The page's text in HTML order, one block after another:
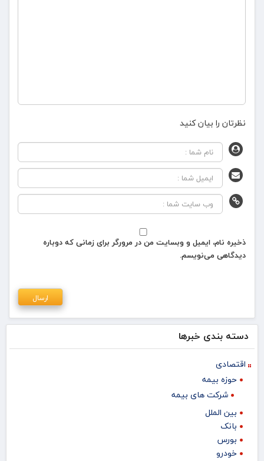
نظرتان را بیان کنید
ذخیره نام، ایمیل و وبسایت من در مرورگر برای زمانی که دوباره
دیدگاهی می‌نویسم.
دسته بندی خبرها
اقتصادی
حوزه بیمه
شرکت های بیمه
بین الملل
بانک
بورس
خودرو